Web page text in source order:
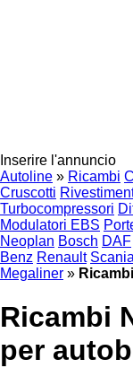
Inserire l'annuncio
Autoline » Ricambi
Cruscotti
Turbocompressori
Modulatori EBS
Neoplan Bosch DAF
Benz Renault Scania
Megaliner »
Ricambi
per